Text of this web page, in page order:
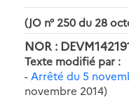
(JO n° 250 du 28
NOR :
Texte modifié par :
- Arrêté du 5
novembre 2014)